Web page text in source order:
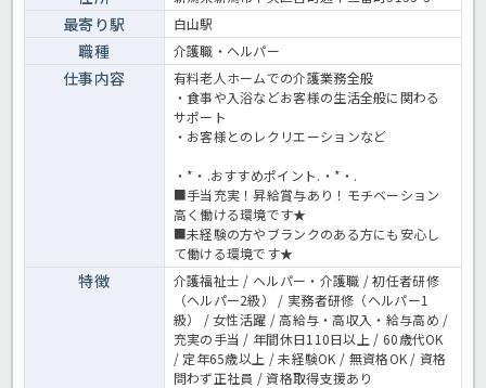
最寄り駅 白山駅
職種 介護職・ヘルパー
仕事内容
有料老人ホームでの介護業務全般
・食事や入浴などお客様の生活全般に関わる
サポート
・お客様とのレクリエーションなど
・*・.おすすめポイント.・*・.
■手当充実！昇給賞与あり！モチベーション
高く働ける環境です★
■未経験の方やブランクのある方にも安心し
て働ける環境です★
特徴
介護福祉士 / ヘルパー・介護職 / 初任者研修
（ヘルパー2級） / 実務者研修（ヘルパー1
級） / 女性活躍 / 高給与・高収入・給与高め /
充実の手当 / 年間休日110日以上 / 60歳代OK
/ 定年65歳以上 / 未経験OK / 無資格OK / 資格
問わず正社員 / 資格取得支援あり